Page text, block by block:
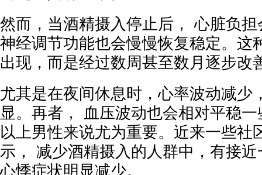
然而，当酒精摄入停止后， 心脏负
神经调节功能也会慢慢恢复稳定。这
出现，而是经过数周甚至数月逐步改
尤其是在夜间休息时，心率波动减少
显。再者， 血压波动也会相对平稳
以上男性来说尤为重要。近来一些社
示， 减少酒精摄入的人群中，有接
心悸症状明显减少。